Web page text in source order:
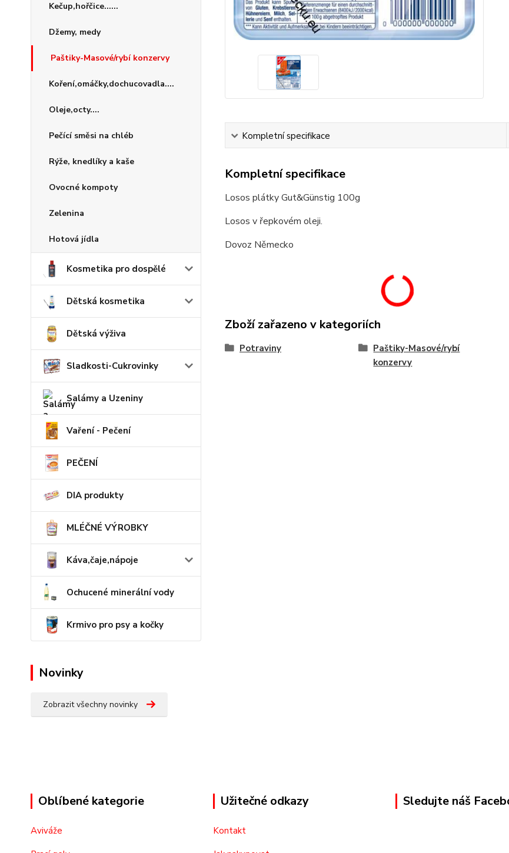
Kečup,hořčice......
Džemy, medy
Paštiky-Masové/rybí konzervy
Koření,omáčky,dochucovadla....
Oleje,octy....
Pečící směsi na chléb
Rýže, knedlíky a kaše
Ovocné kompoty
Zelenina
Hotová jídla
Kosmetika pro dospělé
Dětská kosmetika
Dětská výživa
Sladkosti-Cukrovinky
Salámy a Uzeniny
Vaření - Pečení
PEČENÍ
DIA produkty
MLÉČNÉ VÝROBKY
Káva,čaje,nápoje
Ochucené minerální vody
Krmivo pro psy a kočky
Novinky
Zobrazit všechny novinky
Kompletní specifikace
Kompletní specifikace
Losos plátky Gut&Günstig 100g
Losos v řepkovém oleji.
Dovoz Německo
Zboží zařazeno v kategoriích
Potraviny
Paštiky-Masové/rybí
konzervy
Oblíbené kategorie
Aviváže
Užitečné odkazy
Kontakt
Sledujte náš